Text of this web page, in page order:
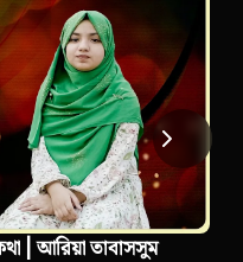
মা | আরিয়া তাবাসসুম